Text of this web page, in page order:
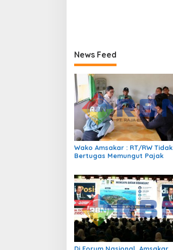
News Feed
Wako Amsakar : RT/RW Tidak
Bertugas Memungut Pajak